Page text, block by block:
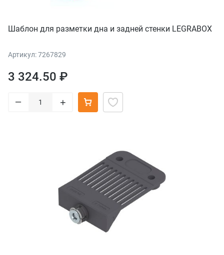
Шаблон для разметки дна и задней стенки LEGRABOX
Артикул: 7267829
3 324.50 ₽
– +